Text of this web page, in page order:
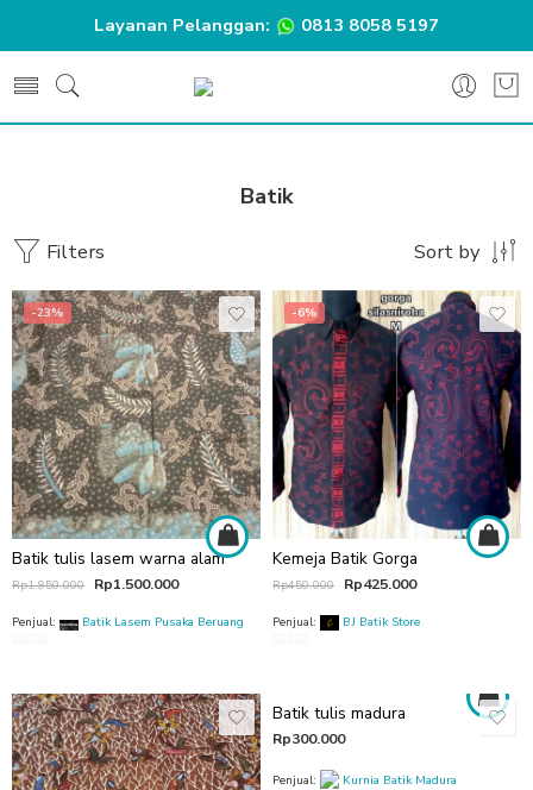
Layanan Pelanggan: 0813 8058 5197
Batik
Filters Sort by
-23%
Batik tulis lasem warna alam
Rp1.950.000 Rp1.500.000
Penjual: Batik Lasem Pusaka Beruang
of
5
-6%
Kemeja Batik Gorga
Rp450.000 Rp425.000
Penjual: BJ Batik Store
5
Batik tulis madura
Rp300.000
Penjual: Kurnia Batik Madura